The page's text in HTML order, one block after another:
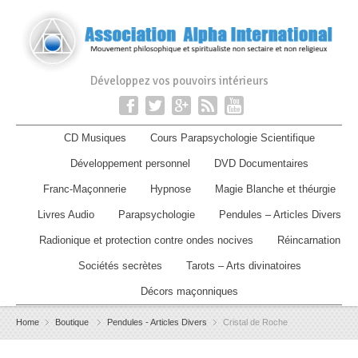
Développez vos pouvoirs intérieurs
CD Musiques Cours Parapsychologie Scientifique
Développement personnel DVD Documentaires
Franc-Maçonnerie Hypnose Magie Blanche et théurgie
Livres Audio Parapsychologie Pendules – Articles Divers
Radionique et protection contre ondes nocives Réincarnation
Sociétés secrètes Tarots – Arts divinatoires
Décors maçonniques
Home Boutique Pendules - Articles Divers Cristal de Roche